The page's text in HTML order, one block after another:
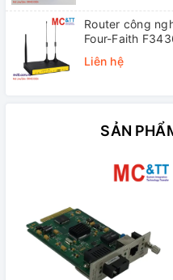
Router công
Four-Faith
Liên hệ
SẢN